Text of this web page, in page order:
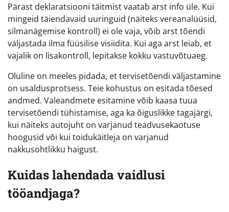
Pärast deklaratsiooni täitmist vaatab arst info üle. Kui
mingeid täiendavaid uuringuid (näiteks vereanalüüsid,
silmanägemise kontroll) ei ole vaja, võib arst tõendi
väljastada ilma füüsilise visiidita. Kui aga arst leiab, et
vajalik on lisakontroll, lepitakse kokku vastuvõtuaeg.
Oluline on meeles pidada, et tervisetõendi väljastamine
on usaldusprotsess. Teie kohustus on esitada tõesed
andmed. Valeandmete esitamine võib kaasa tuua
tervisetõendi tühistamise, aga ka õiguslikke tagajärgi,
kui näiteks autojuht on varjanud teadvusekaotuse
hoogusid või kui toidukäitleja on varjanud
nakkusohtlikku haigust.
Kuidas lahendada vaidlusi
tööandjaga?